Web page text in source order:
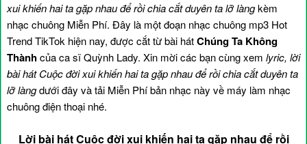
xui khiến hai ta gặp nhau để rồi chia cắt duyên ta lỡ làngkèm
nhạc chuông Miễn Phí. Đây là một đoạn nhạc chuông mp3 Hot
Trend TikTok hiện nay, được cắt từ bài hátChúng Ta Không
Thànhcủa ca sĩ Quỳnh Lady. Xin mời các bạn cùng xem lyric, lời
bài hát Cuộc đời xui khiến hai ta gặp nhau để rồi chia cắt duyên ta
lỡ làngdưới đây và tải Miễn Phí bản nhạc này về máy làm nhạc
chuông điện thoại nhé.
Lời bài hát Cuộc đời xui khiến hai ta gặp nhau để rồi